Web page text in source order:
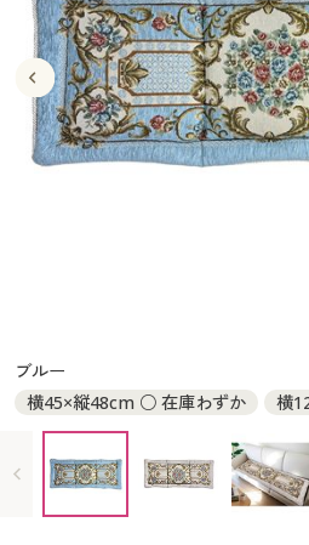
寝具・ベッド
カーテン・ラグ・ファブリック
美容・健康・サプリメント
制服・スクールすべて
制服・学生服
大きいサイズ
大きいサイズ通販すべて
大きいサイズ 事務・制服
バーゲン
カタログ・チラシからのご注文
デジタルカタログ
カタログ無料プレゼント
カーテン・ラグ・ファブリック
制服・学生服
ジュニア・ティーンズ下着
大きいサイズ通販すべて
大きいサイズ レディース服
大きいサイズ レディース下着
バーゲン
バーゲンセール
シークレットセール
詳細検索
商品カテゴリ一覧
カタログ無料プレゼント
会員メニュー
ブルー
横45×縦48cm ○ 在庫わずか
横
横150×縦48cm ○ 在庫わずか